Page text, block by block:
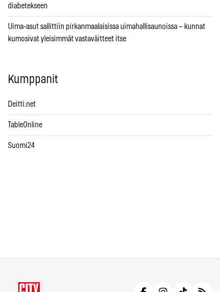
diabetekseen
Uima-asut sallittiin pirkanmaalaisissa uimahallisaunoissa – kunnat
kumosivat yleisimmät vastaväitteet itse
Kumppanit
Deitti.net
TableOnline
Suomi24